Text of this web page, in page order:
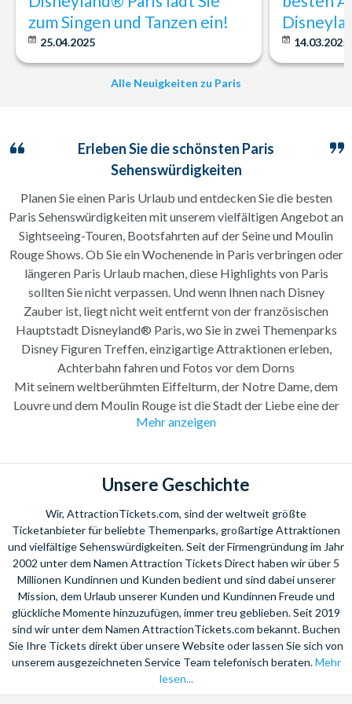
zum Singen und Tanzen ein!
25.04.2025 14.03.2025
Alle Neuigkeiten zu Paris
Erleben Sie die schönsten Paris
Sehenswürdigkeiten
Planen Sie einen Paris Urlaub und entdecken Sie die besten
Paris Sehenswürdigkeiten mit unserem vielfältigen Angebot an
Sightseeing-Touren, Bootsfahrten auf der Seine und Moulin
Rouge Shows. Ob Sie ein Wochenende in Paris verbringen oder
längeren Paris Urlaub machen, diese Highlights von Paris
sollten Sie nicht verpassen. Und wenn Ihnen nach Disney
Zauber ist, liegt nicht weit entfernt von der französischen
Hauptstadt Disneyland® Paris, wo Sie in zwei Themenparks
Disney Figuren Treffen, einzigartige Attraktionen erleben,
Achterbahn fahren und Fotos vor dem Dorns
Mit seinem weltberühmten Eiffelturm, der Notre Dame, dem
Louvre und dem Moulin Rouge ist die Stadt der Liebe eine der
beliebtesten Destinationen weltweit. Mit den Paris Angeboten
langweilig werden. Die bunte Auswahl an Sightseeing Tickets,
Exkursionen und Shows sowieDisney Paris Tickets
und einen einzigartigenParis Urlaubhaben werden!
Paris Sehenswürdigkeiten
Der Eiffelturm
Ein Foto vor dem Eiffelturm
ist für die meisten Paris
Besucher und Besucherinnen ein Muss - nicht umsonst gilt der
berühmte von Gustave Eiffel entworfene Turm als das am
meisten Fotografierte Gebäude der Welt. Aber ein Abstecher
zu der eisernen Lady lohnt sich nicht nur für das obligatorische
Mehr anzeigen
Unsere Geschichte
Wir, AttractionTickets.com, sind der weltweit größte
Ticketanbieter für beliebte Themenparks, großartige Attraktionen
und vielfältige Sehenswürdigkeiten. Seit der Firmengründung im Jahr
2002 unter dem Namen Attraction Tickets Direct haben wir über 5
Millionen Kundinnen und Kunden bedient und sind dabei unserer
Mission, dem Urlaub unserer Kunden und Kundinnen Freude und
glückliche Momente hinzuzufügen, immer treu geblieben. Seit 2019
sind wir unter dem Namen AttractionTickets.com bekannt. Buchen
Sie Ihre Tickets direkt über unsere Website oder lassen Sie sich von
unserem ausgezeichneten Service Team telefonisch beraten.Mehr
lesen...